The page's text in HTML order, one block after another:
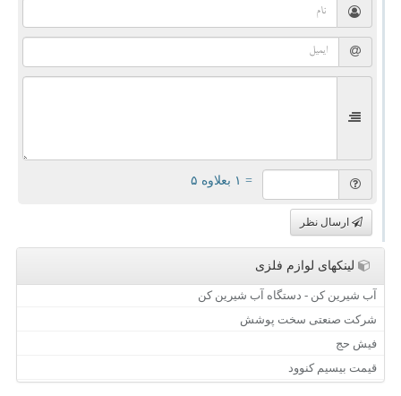
= ۱ بعلاوه ۵
ارسال نظر
لینکهای لوازم فلزی
آب شیرین کن - دستگاه آب شیرین کن
شرکت صنعتی سخت پوشش
فیش حج
قیمت بیسیم کنوود